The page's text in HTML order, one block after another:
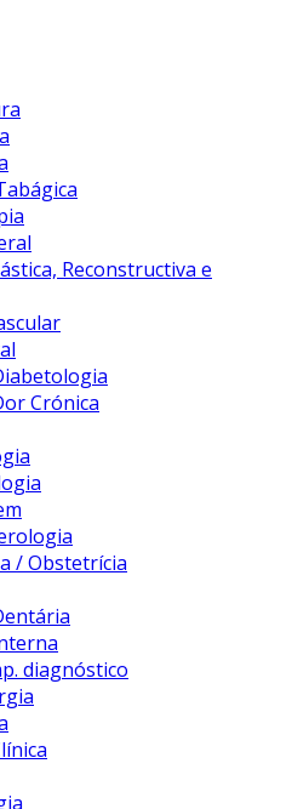
Reconstructiva e
Crónica
/ Obstetrícia
diagnóstico